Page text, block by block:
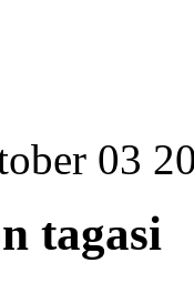
03
tagasi